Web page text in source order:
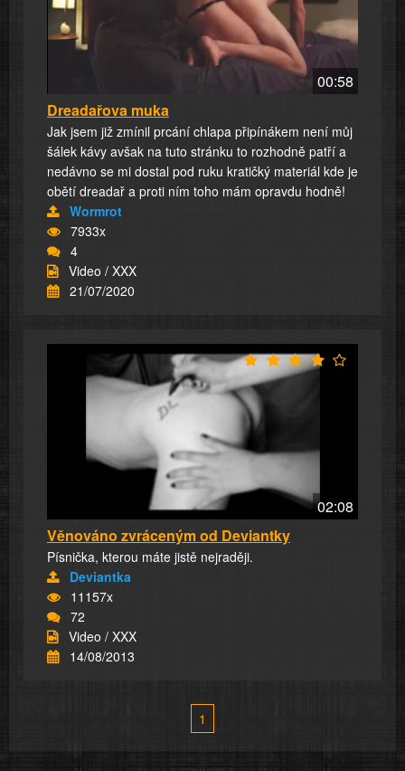
00:58
Dreadařova muka
Jak jsem již zmínil prcání chlapa připínákem není můj
šálek kávy avšak na tuto stránku to rozhodně patří a
nedávno se mi dostal pod ruku kratičký materiál kde je
obětí dreadař a proti ním toho mám opravdu hodně!
Wormrot
7933x
4
Video / XXX
21/07/2020
02:08
Věnováno zvráceným od Deviantky
Písnička, kterou máte jistě nejraději.
Deviantka
11157x
72
Video / XXX
14/08/2013
1